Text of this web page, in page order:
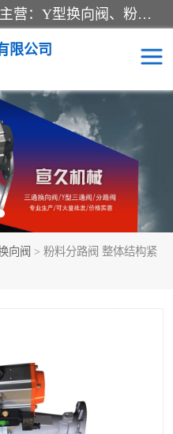
永嘉宣久机械科技有限公司主营：Y型换向阀、粉体换向阀、板式换向阀、三通换向阀、三通换向器、三通分路阀、管路换向阀等产品及服务。
限公司
向阀 > 粉料分路阀 整体结构紧
Y型换向阀
粉料换向阀
管道换向阀
三通换向阀
不锈钢三通阀
翻板转向阀